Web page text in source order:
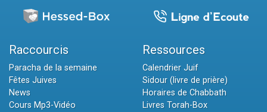
Raccourcis
Paracha de la semaine
Fêtes Juives
News
Cours Mp3-Vidéo
Ressources
Calendrier Juif
Sidour (livre de prière)
Horaires de Chabbath
Livres Torah-Box